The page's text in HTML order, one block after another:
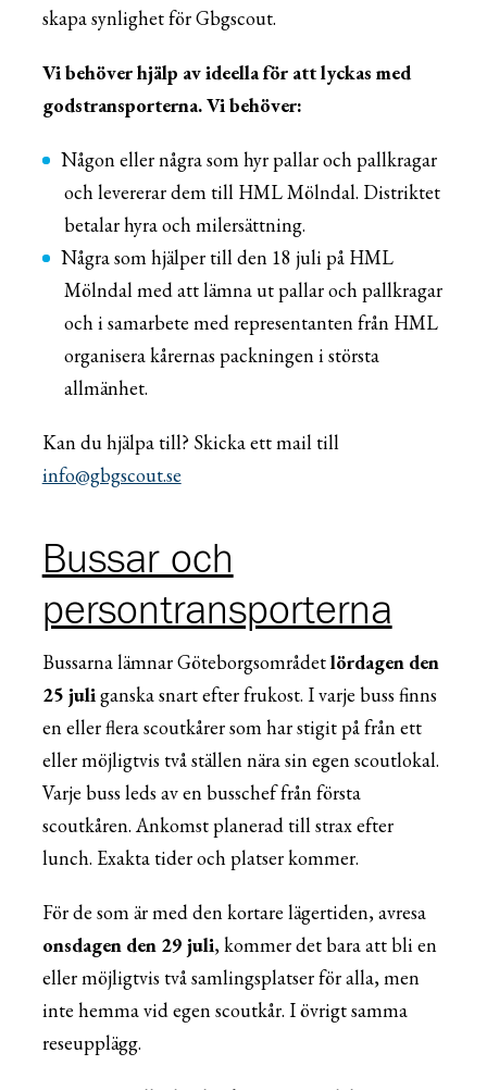
skapa synlighet för Gbgscout.
Vi behöver hjälp av ideella för att lyckas med
godstransporterna. Vi behöver:
Någon eller några som hyr pallar och pallkragar
och levererar dem till HML Mölndal. Distriktet
betalar hyra och milersättning.
Några som hjälper till den 18 juli på HML
Mölndal med att lämna ut pallar och pallkragar
och i samarbete med representanten från HML
organisera kårernas packningen i största
allmänhet.
Kan du hjälpa till? Skicka ett mail till
info@gbgscout.se
Bussar och
persontransporterna
Bussarna lämnar Göteborgsområdetlördagen den
25 juliganska snart efter frukost. I varje buss finns
en eller flera scoutkårer som har stigit på från ett
eller möjligtvis två ställen nära sin egen scoutlokal.
Varje buss leds av en busschef från första
scoutkåren. Ankomst planerad till strax efter
lunch. Exakta tider och platser kommer.
För de som är med den kortare lägertiden, avresa
onsdagen den 29 juli, kommer det bara att bli en
eller möjligtvis två samlingsplatser för alla, men
inte hemma vid egen scoutkår. I övrigt samma
reseupplägg.